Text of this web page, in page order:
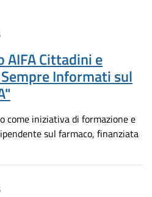
AIFA Cittadini e
Informati sul
come iniziativa di formazione e
sul farmaco, finanziata